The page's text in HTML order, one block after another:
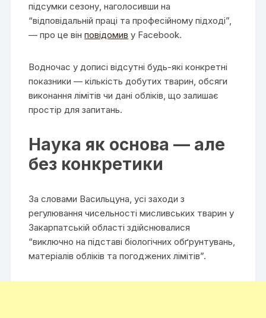
підсумки сезону, наголосивши на
“відповідальній праці та професійному підході”,
— про це вінповідомив у Facebook.
Водночас у дописі відсутні будь-які конкретні
показники — кількість добутих тварин, обсяги
виконання лімітів чи дані обліків, що залишає
простір для запитань.
Наука як основа — але
без конкретики
За словами Васильцуна, усі заходи з
регулювання чисельності мисливських тварин у
Закарпатській області здійснювалися
“виключно на підставі біологічних обґрунтувань,
матеріалів обліків та погоджених лімітів”.